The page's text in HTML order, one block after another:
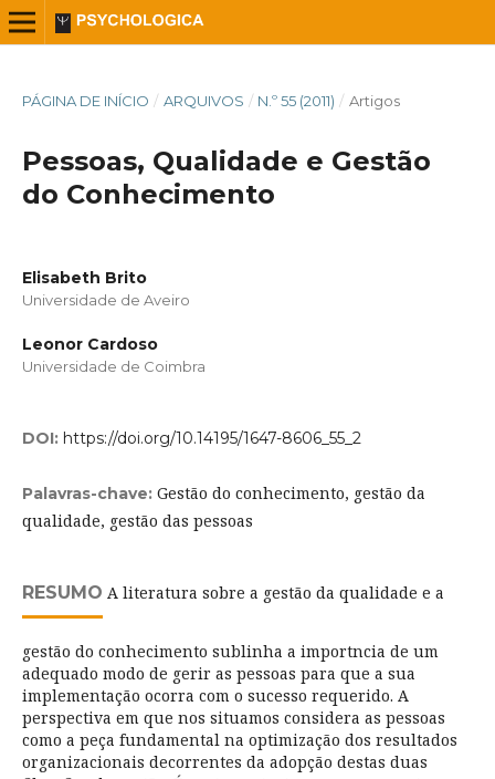
PÁGINA DE INÍCIO / ARQUIVOS / N.º 55 (2011) / Artigos
Pessoas, Qualidade e Gestão
do Conhecimento
Elisabeth Brito
Universidade de Aveiro
Leonor Cardoso
Universidade de Coimbra
DOI: https://doi.org/10.14195/1647-8606_55_2
Palavras-chave: Gestão do conhecimento, gestão da
qualidade, gestão das pessoas
RESUMO A literatura sobre a gestão da qualidade e a
gestão do conhecimento sublinha a importncia de um
adequado modo de gerir as pessoas para que a sua
implementação ocorra com o sucesso requerido. A
perspectiva em que nos situamos considera as pessoas
como a peça fundamental na optimização dos resultados
organizacionais decorrentes da adopção destas duas